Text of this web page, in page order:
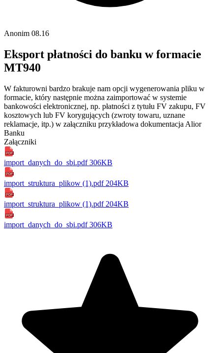
Anonim 08.16
Eksport płatności do banku w formacie
MT940
W fakturowni bardzo brakuje nam opcji wygenerowania pliku w
formacie, który następnie można zaimportować w systemie
bankowości elektronicznej, np. płatności z tytułu FV zakupu, FV
kosztowych lub FV korygujących (zwroty towaru, uznane
reklamacje, itp.) w załączniku przykładowa dokumentacja Alior
Banku
Załączniki
PDF
import_danych_do_sbi.pdf 306KB
PDF
import_struktura_plikow (1).pdf 204KB
PDF
import_struktura_plikow (1).pdf 204KB
PDF
import_danych_do_sbi.pdf 306KB